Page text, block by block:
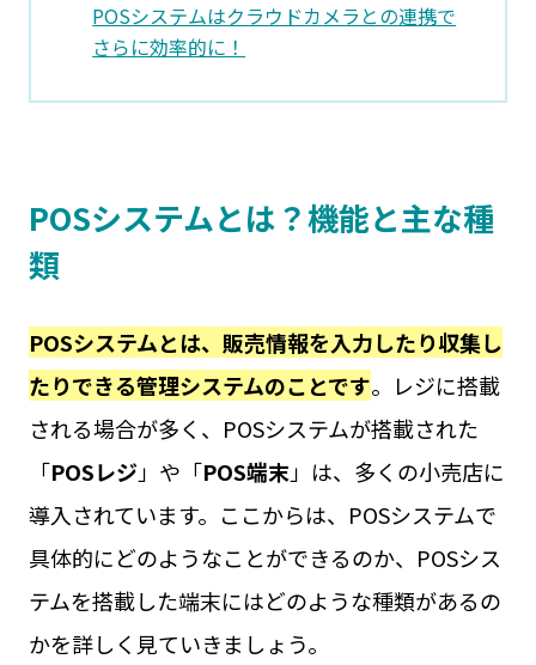
POSシステムはクラウドカメラとの連携で
さらに効率的に！
POSシステムとは？機能と主な種
類
POSシステムとは、販売情報を入力したり収集し
たりできる管理システムのことです。レジに搭載
される場合が多く、POSシステムが搭載された
「POSレジ 」や「POS端末」は、多くの小売店に
導入されています。ここからは、POSシステムで
具体的にどのようなことができるのか、POSシス
テムを搭載した端末にはどのような種類があるの
かを詳しく見ていきましょう。